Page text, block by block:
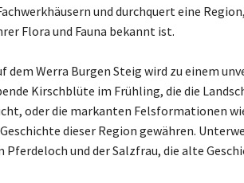
und durchquert eine
Flora und Fauna bekannt ist.
dem Werra Burgen Steig wird zu einem
Kirschblüte im Frühling, die die
oder die markanten Felsformationen
dieser Region gewähren.
Pferdeloch und der Salzfrau, die alte